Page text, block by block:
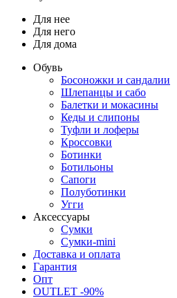
Для нее
Для него
Для дома
Обувь
Босоножки и сандалии
Шлепанцы и сабо
Балетки и мокасины
Кеды и слипоны
Туфли и лоферы
Кроссовки
Ботинки
Ботильоны
Сапоги
Полуботинки
Угги
Аксессуары
Сумки
Сумки-mini
Доставка и оплата
Гарантия
Опт
OUTLET -90%